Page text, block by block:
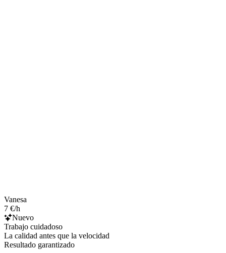
Vanesa
7 €/h
Nuevo
Trabajo cuidadoso
La calidad antes que la velocidad
Resultado garantizado